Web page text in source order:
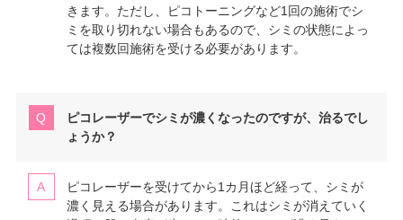
きます。ただし、ピコトーニングなど1回の施術でシ
ミを取り切れない場合もあるので、シミの状態によっ
ては複数回施術を受ける必要があります。
ピコレーザーでシミが濃くなったのですが、治るでし
ょうか？
ピコレーザーを受けてから1カ月ほど経って、シミが
濃く見える場合があります。これはシミが消えていく